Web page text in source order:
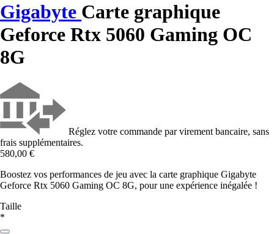
Gigabyte Carte graphique
Geforce Rtx 5060 Gaming OC
8G
Réglez votre commande par virement bancaire, sans
frais supplémentaires.
580,00 €
Boostez vos performances de jeu avec la carte graphique Gigabyte
Geforce Rtx 5060 Gaming OC 8G, pour une expérience inégalée !
Taille
*